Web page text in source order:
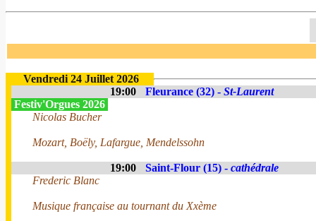
Vendredi 24 Juillet 2026
19:00
Fleurance (32) - St-Laurent
Festiv'Orgues 2026
Nicolas Bucher
Mozart, Boëly, Lafargue, Mendelssohn
19:00 Saint-Flour (15) - cathédrale
Frederic Blanc
Musique française au tournant du Xxème